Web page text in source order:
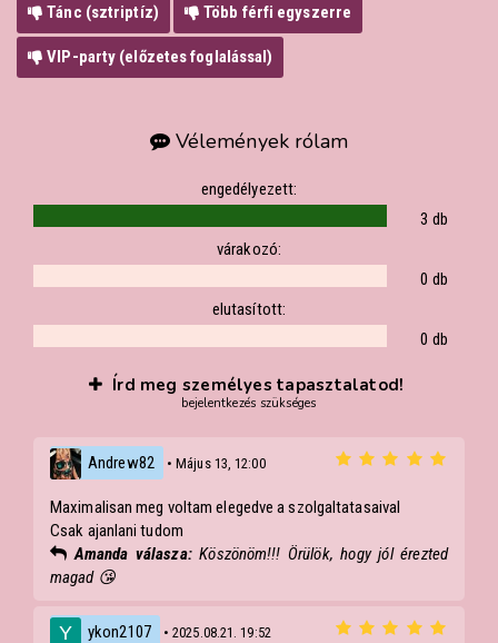
Tánc (sztriptíz) Több férfi egyszerre
VIP-party (előzetes foglalással)
Vélemények rólam
engedélyezett:
3 db
várakozó:
0 db
elutasított:
0 db
Írd meg személyes tapasztalatod!
bejelentkezés szükséges
Andrew82 • Május 13, 12:00
Maximalisan meg voltam elegedve a szolgaltatasaival
Csak ajanlani tudom
Amanda válasza:Köszönöm!!! Örülök, hogy jól érezted
magad 😘
ykon2107 • 2025.08.21. 19:52